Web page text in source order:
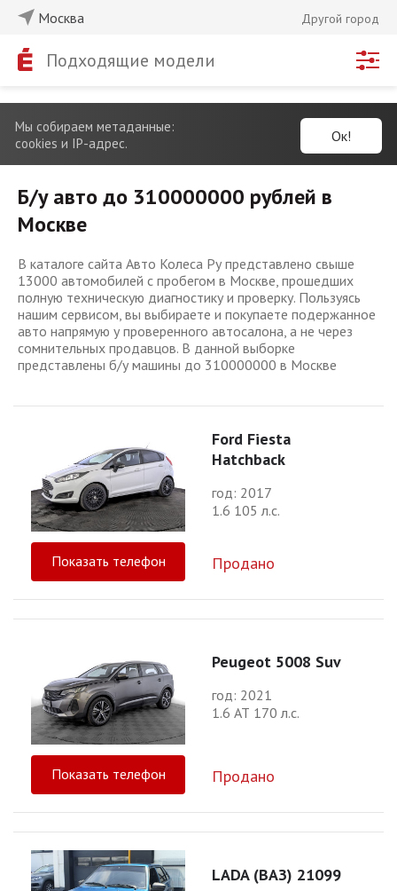
Москва Другой город
Подходящие модели
Мы собираем метаданные:
cookies и IP-адрес.
Ок!
Б/у авто до 310000000 рублей в
Москве
В каталоге сайта Авто Колеса Ру представлено свыше
13000 автомобилей с пробегом в Москве, прошедших
полную техническую диагностику и проверку. Пользуясь
нашим сервисом, вы выбираете и покупаете подержанное
авто напрямую у проверенного автосалона, а не через
сомнительных продавцов. В данной выборке
представлены б/у машины до 310000000 в Москве
Ford Fiesta
Hatchback
год: 2017
1.6 105 л.с.
Показать телефон Продано
Peugeot 5008 Suv
год: 2021
1.6 АТ 170 л.с.
Показать телефон Продано
LADA (ВАЗ) 21099